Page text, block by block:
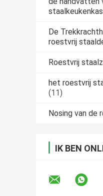
De
roestvrij
Roestvrij
het roestvrij
(11)
Nosing van de
IK BEN